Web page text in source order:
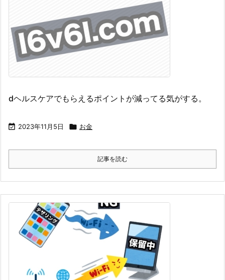
dヘルスケアでもらえるポイントが減ってる気がする。
 2023年11月5日  お金
記事を読む